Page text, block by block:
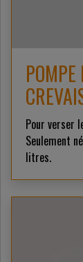
Pour verser
Seulement
litres.